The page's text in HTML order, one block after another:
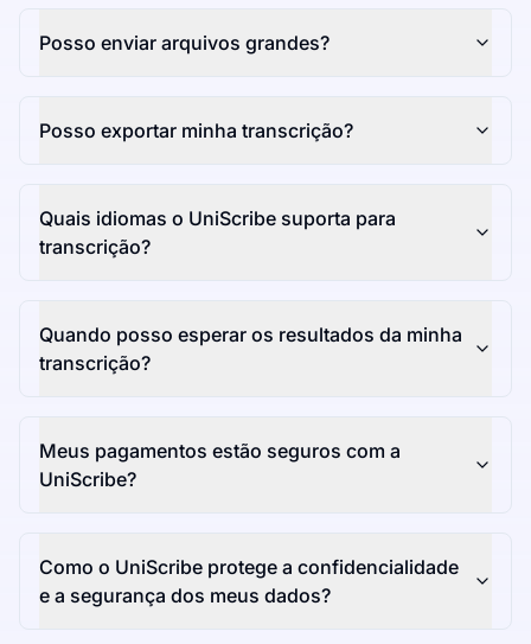
Posso enviar arquivos grandes?
Posso exportar minha transcrição?
Quais idiomas o UniScribe suporta para
transcrição?
Quando posso esperar os resultados da minha
transcrição?
Meus pagamentos estão seguros com a
UniScribe?
Como o UniScribe protege a confidencialidade
e a segurança dos meus dados?